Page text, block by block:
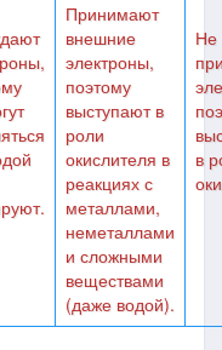
Принимают
внешние
электроны,
поэтому
выступают в
роли
окислителя в
реакциях с
металлами,
неметаллами
и сложными
веществами
(даже водой).
Не
в